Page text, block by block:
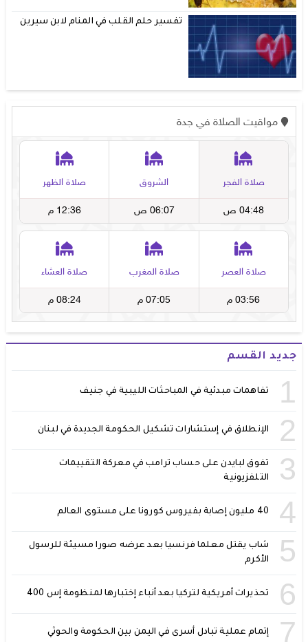
تفسير حلم القلب في المنام لابن سيرين
جديد القسم
1 تفاهمات مبدئية في المباحثات الليبية في جنيف
2 الإنطلاق في إستشارات تشكيل الحكومة الجديدة في لبنان
3
تفوق لبايدن على حساب ترامب في معركة التقييمات
التلفزيونية
4 40 مليون إصابة بفيروس كورونا على مستوى العالم
5
شاب يقتل معلما فرنسيا بعد عرضه صورا مسيئة للرسول
الأكرم
6 تحذيرات أمريكية لتركيا بعد أنباء إختبارها لمنظومة إس 400
7 إتمام عملية تبادل أسرى في اليمن بين الحكومة والحوثي